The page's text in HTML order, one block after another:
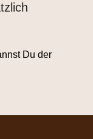
Du der